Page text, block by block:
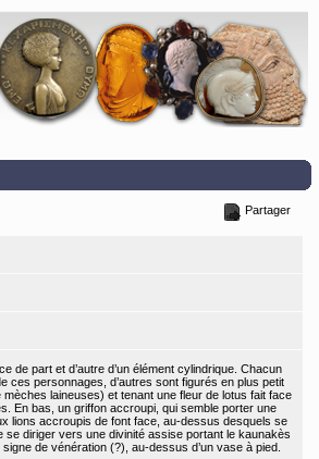
Partager
de part et d’autre d’un élément cylindrique. Chacun
ces personnages, d’autres sont figurés en plus petit
laineuses) et tenant une fleur de lotus fait face
En bas, un griffon accroupi, qui semble porter une
lions accroupis de font face, au-dessus desquels se
diriger vers une divinité assise portant le kaunakès
de vénération (?), au-dessus d’un vase à pied.